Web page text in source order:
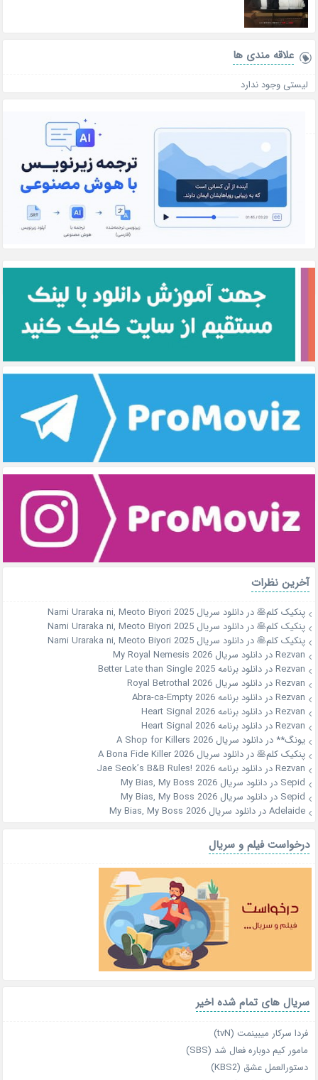
علاقه‌ مندی ها
لیستی وجود ندارد
آخرین نظرات
پنکیک کلم🥞دردانلود سریال Nami Uraraka ni, Meoto Biyori 2025
پنکیک کلم🥞دردانلود سریال Nami Uraraka ni, Meoto Biyori 2025
پنکیک کلم🥞دردانلود سریال Nami Uraraka ni, Meoto Biyori 2025
Rezvanدردانلود سریال My Royal Nemesis 2026
Rezvanدردانلود برنامه Better Late than Single 2025
Rezvanدردانلود سریال Royal Betrothal 2026
Rezvanدردانلود برنامه Abra-ca-Empty 2026
Rezvanدردانلود برنامه Heart Signal 2026
Rezvanدردانلود برنامه Heart Signal 2026
یونگ** دردانلود سریال A Shop for Killers 2026
پنکیک کلم🥞دردانلود سریال A Bona Fide Killer 2026
Rezvanدردانلود برنامه Jae Seok’s B&B Rules! 2026
Sepid دردانلود سریال My Bias, My Boss 2026
Sepid دردانلود سریال My Bias, My Boss 2026
Adelaideدردانلود سریال My Bias, My Boss 2026
درخواست فیلم و سریال
سریال های تمام شده اخیر
فردا سرکار میبینمت (tvN)
مامور کیم دوباره فعال شد (SBS)
دستورالعمل عشق (KBS2)